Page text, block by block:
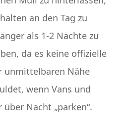
an den Tag zu
als 1-2 Nächte zu
da es keine offizielle
unmittelbaren Nähe
wenn Vans und
Nacht „parken“.